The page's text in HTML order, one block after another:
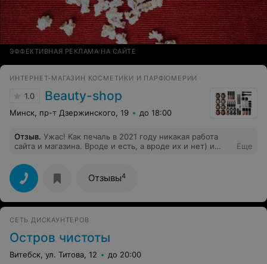
ЭФФЕКТИВНАЯ РЕКЛАМА НА САЙТЕ
ИНТЕРНЕТ-МАГАЗИН КОСМЕТИКИ И ПАРФЮМЕРИИ
1.0 Beauty-shop
Минск, пр-т Дзержинского, 19 до 18:00
Отзыв. Ужас! Как печаль в 2021 году никакая работа
сайта и магазина. Вроде и есть, а вроде их и нет) и
доставить! Вот так и работают, а руководитель не
понимает, почему нет заказов)
Еще
Отзывы4
СЕТЬ ДИСКАУНТЕРОВ
Остров чистоты
Витебск, ул. Титова, 12 до 20:00